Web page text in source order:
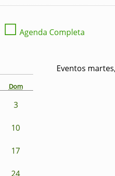
☐ Agenda Completa
Dom
3
10
17
24
Eventos